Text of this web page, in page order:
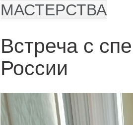
МАСТЕРСТВА
Встреча с
России